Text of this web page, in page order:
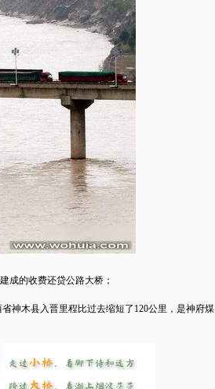
的收费还贷公路大桥；
神木县入晋里程比过去缩短了120公里，是神府煤